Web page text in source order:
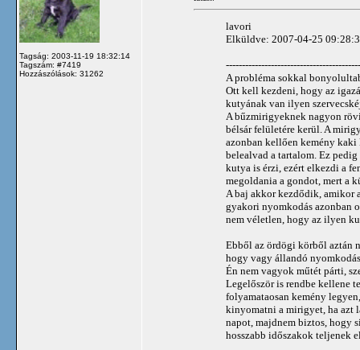
Tagság: 2003-11-19 18:32:14
Tagszám: #7419
Hozzászólások: 31262
lavori
Elküldve: 2007-04-25
A probléma sokkal
Ott kell kezdeni, hogy az
kutyának van ilyen
A bűzmirigyeknek nagyon
bélsár felületére kerül. A
azonban kellően kemény kaki
belealvad a tartalom. Ez
kutya is érzi, ezért elkezdi a
megoldania a gondot, mert a
A baj akkor kezdődik, amikor
gyakori nyomkodás azonban
nem véletlen, hogy az ilyen
Ebből az ördögi körből aztán
hogy vagy állandó
Én nem vagyok műtét párti,
Legelőször is rendbe kellene
folyamataosan kemény
kinyomatni a mirigyet, ha azt
napot, majdnem biztos, hogy
hosszabb időszakok teljenek